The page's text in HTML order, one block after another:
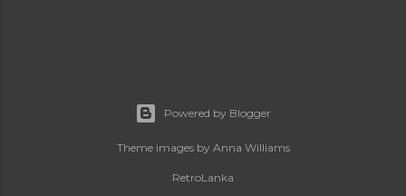
Powered by Blogger
Theme images by Anna Williams
RetroLanka